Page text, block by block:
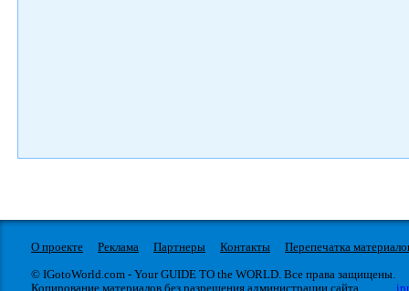
О проекте Реклама Партнеры Контакты
Перепечатка
© IGotoWorld.com - Your GUIDE TO the WORLD. Все права защищены.
Копирование материалов без разрешения администрации сайта